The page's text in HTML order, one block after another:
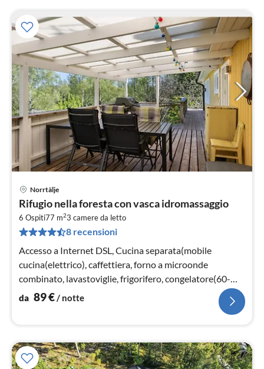
Norrtälje
Rifugio nella foresta con vasca idromassaggio
6 Ospiti77 m23 camere da letto
8 recensioni
Accesso a Internet DSL, Cucina separata(mobile
cucina(elettrico), caffettiera, forno a microonde
combinato, lavastoviglie, frigorifero, congelatore(60-
99L))
da 89€/ notte